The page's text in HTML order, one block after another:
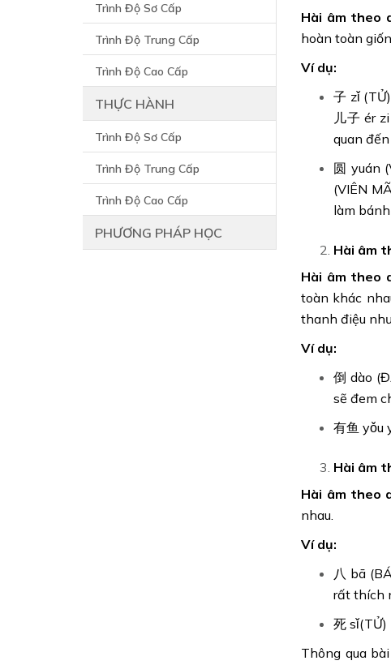
Trình Độ Sơ Cấp
Trình Độ Trung Cấp
Trình Độ Cao Cấp
THỰC HÀNH
Trình Độ Sơ Cấp
Trình Độ Trung Cấp
Trình Độ Cao Cấp
PHƯƠNG PHÁP HỌC
Hài âm theo
hoàn toàn
Ví dụ:
子 zǐ
儿子 ér
quan
圆 yuán
(VIÊN
làm
Hài âm
Hài âm theo
toàn khác
thanh điệu
Ví dụ:
倒 dào
sẽ đem
有鱼 yǒu
Hài âm
Hài âm theo
nhau.
Ví dụ:
八 bā
rất thích
死 sǐ(TỬ)
Thông qua